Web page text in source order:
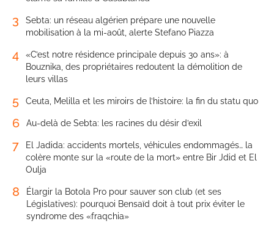
3
Sebta: un réseau algérien prépare une nouvelle
mobilisation à la mi-août, alerte Stefano Piazza
4
«C’est notre résidence principale depuis 30 ans»: à
Bouznika, des propriétaires redoutent la démolition de
leurs villas
5 Ceuta, Melilla et les miroirs de l’histoire: la fin du statu quo
6 Au-delà de Sebta: les racines du désir d’exil
7
El Jadida: accidents mortels, véhicules endommagés… la
colère monte sur la «route de la mort» entre Bir Jdid et El
Oulja
8
Élargir la Botola Pro pour sauver son club (et ses
Législatives): pourquoi Bensaïd doit à tout prix éviter le
syndrome des «fraqchia»